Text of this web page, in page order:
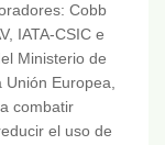
Cobb
IATA-CSIC e
Ministerio de
Unión Europea,
combatir
el uso de